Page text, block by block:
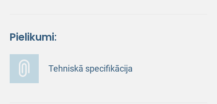
Pielikumi:
Tehniskā specifikācija